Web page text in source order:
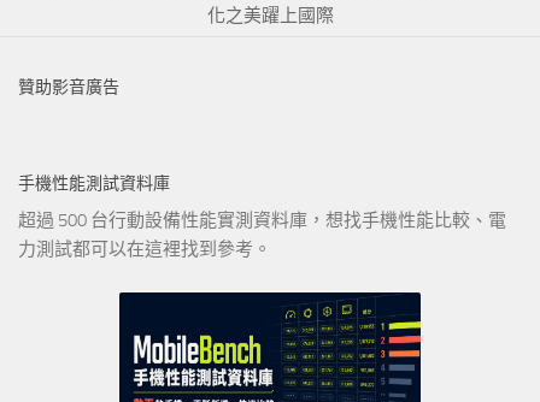
化之美躍上國際
贊助影音廣告
手機性能測試資料庫
超過 500 台行動設備性能實測資料庫，想找手機性能比較、電
力測試都可以在這裡找到參考。